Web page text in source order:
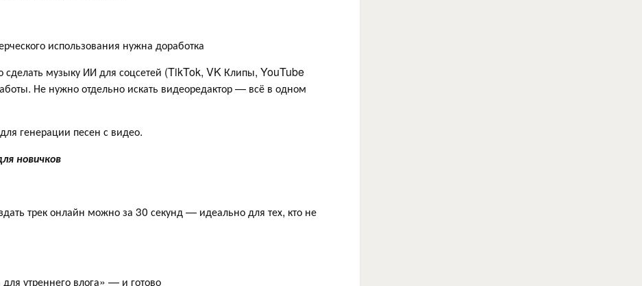
использования нужна доработка
сделать музыку ИИ для соцсетей (TikTok, VK Клипы, YouTube
Не нужно отдельно искать видеоредактор — всё в одном
генерации песен с видео.
новичков
трек онлайн можно за 30 секунд — идеально для тех, кто не
утреннего влога» — и готово